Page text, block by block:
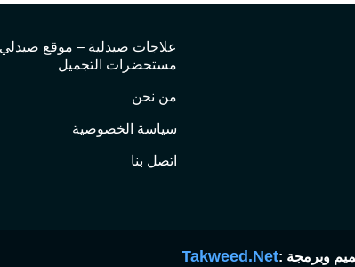
علاجات صيدلية – موقع صيدلي
مستحضرات التجميل
من نحن
سياسة الخصوصية
اتصل بنا
وبرمجة :Takweed.Net